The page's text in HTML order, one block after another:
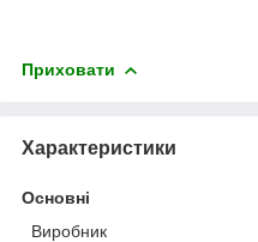
Приховати
Характеристики
Основні
Виробник